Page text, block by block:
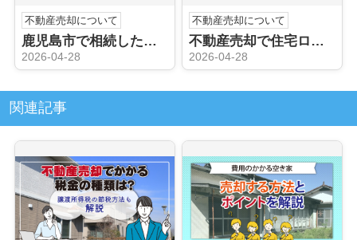
不動産売却について
鹿児島市で相続した不動産の売却手続き！相続人同士のトラブル回避術
2026-04-28
不動産売却について
不動産売却で住宅ローンの残債はどうなる？鹿児島市で住み替え検討
2026-04-28
関連記事